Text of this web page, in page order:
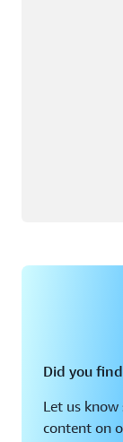
Did you
Let us
content on